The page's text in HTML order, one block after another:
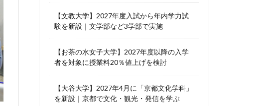
【文教大学】2027年度入試から年内学力試
験を新設｜文学部など3学部で実施
【お茶の水女子大学】2027年度以降の入学
者を対象に授業料20％値上げを検討
【大谷大学】2027年4月に「京都文化学科」
を新設｜京都で文化・観光・発信を学ぶ